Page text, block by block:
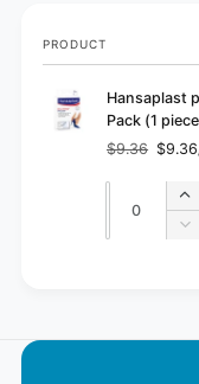
Your
cart
PRODUCT
Hansaplast
Pack (1
Regular
price
$9.36
Sale
price
Quantity
a